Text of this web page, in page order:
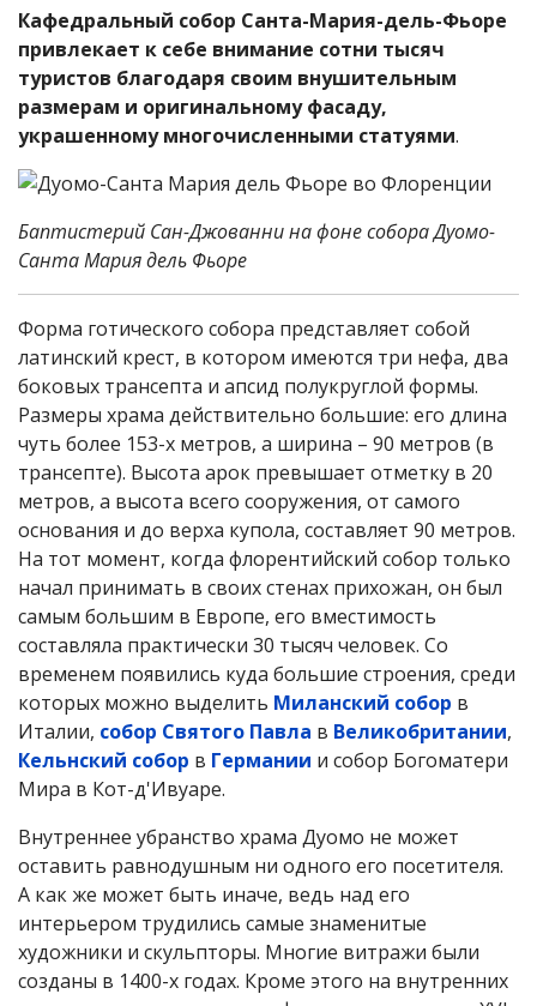
Кафедральный собор Санта-Мария-дель-Фьоре
привлекает к себе внимание сотни тысяч
туристов благодаря своим внушительным
размерам и оригинальному фасаду,
украшенному многочисленными статуями.
Баптистерий Сан-Джованни на фоне собора Дуомо-
Санта Мария дель Фьоре
Форма готического собора представляет собой
латинский крест, в котором имеются три нефа, два
боковых трансепта и апсид полукруглой формы.
Размеры храма действительно большие: его длина
чуть более 153-х метров, а ширина – 90 метров (в
трансепте). Высота арок превышает отметку в 20
метров, а высота всего сооружения, от самого
основания и до верха купола, составляет 90 метров.
На тот момент, когда флорентийский собор только
начал принимать в своих стенах прихожан, он был
самым большим в Европе, его вместимость
составляла практически 30 тысяч человек. Со
временем появились куда большие строения, среди
которых можно выделить Миланский собор в
Италии, собор Святого Павла в Великобритании,
Кельнский собор в Германии и собор Богоматери
Мира в Кот-д'Ивуаре.
Внутреннее убранство храма Дуомо не может
оставить равнодушным ни одного его посетителя.
А как же может быть иначе, ведь над его
интерьером трудились самые знаменитые
художники и скульпторы. Многие витражи были
созданы в 1400-х годах. Кроме этого на внутренних